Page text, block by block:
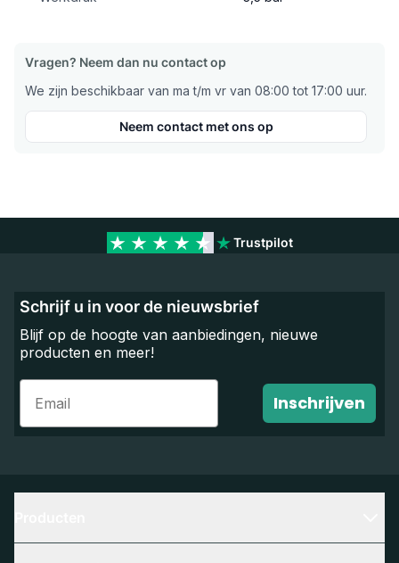
Vragen? Neem dan nu contact op
We zijn beschikbaar van ma t/m vr van 08:00 tot 17:00 uur.
Neem contact met ons op
Trustpilot
Schrijf u in voor de nieuwsbrief
Blijf op de hoogte van aanbiedingen, nieuwe
producten en meer!
Email
Inschrijven